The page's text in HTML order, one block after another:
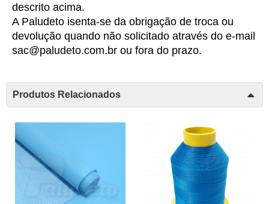
descrito acima.
A Paludeto isenta-se da obrigação de troca ou
sac@paludeto.com.br ou fora do prazo.
Produtos Relacionados